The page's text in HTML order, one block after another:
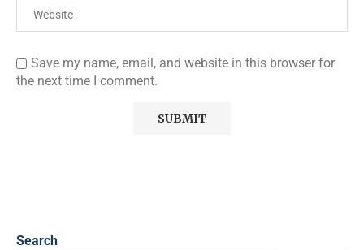
Save my name, email, and website in this browser for
the next time I comment.
Search